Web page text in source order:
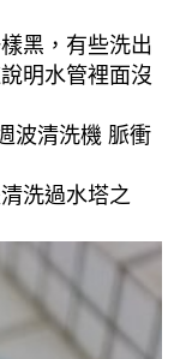
黑，有些洗出
明水管裡面沒
波清洗機 脈衝
洗過水塔之